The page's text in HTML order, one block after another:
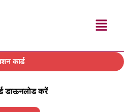
Menu
कार्ड
डाऊनलोड करें